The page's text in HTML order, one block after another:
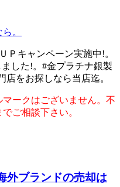
。
Ｐキャンペーン実施中!。
した!。#金プラチナ銀製
をお探しなら当店迄。
ークはございません。不
ご相談下さい。
外ブランドの売却は